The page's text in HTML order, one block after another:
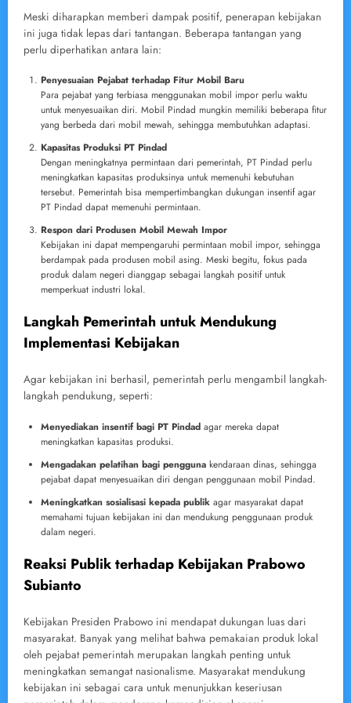
Meski diharapkan memberi dampak positif, penerapan kebijakan
ini juga tidak lepas dari tantangan. Beberapa tantangan yang
perlu diperhatikan antara lain:
Penyesuaian Pejabat terhadap Fitur Mobil Baru
Para pejabat yang terbiasa menggunakan mobil impor perlu waktu
untuk menyesuaikan diri. Mobil Pindad mungkin memiliki beberapa fitur
yang berbeda dari mobil mewah, sehingga membutuhkan adaptasi.
Kapasitas Produksi PT Pindad
Dengan meningkatnya permintaan dari pemerintah, PT Pindad perlu
meningkatkan kapasitas produksinya untuk memenuhi kebutuhan
tersebut. Pemerintah bisa mempertimbangkan dukungan insentif agar
PT Pindad dapat memenuhi permintaan.
Respon dari Produsen Mobil Mewah Impor
Kebijakan ini dapat mempengaruhi permintaan mobil impor, sehingga
berdampak pada produsen mobil asing. Meski begitu, fokus pada
produk dalam negeri dianggap sebagai langkah positif untuk
memperkuat industri lokal.
Langkah Pemerintah untuk Mendukung
Implementasi Kebijakan
Agar kebijakan ini berhasil, pemerintah perlu mengambil langkah-
langkah pendukung, seperti:
Menyediakan insentif bagi PT Pindad agar mereka dapat
meningkatkan kapasitas produksi.
Mengadakan pelatihan bagi pengguna kendaraan dinas, sehingga
pejabat dapat menyesuaikan diri dengan penggunaan mobil Pindad.
Meningkatkan sosialisasi kepada publik agar masyarakat dapat
memahami tujuan kebijakan ini dan mendukung penggunaan produk
dalam negeri.
Reaksi Publik terhadap Kebijakan Prabowo
Subianto
Kebijakan Presiden Prabowo ini mendapat dukungan luas dari
masyarakat. Banyak yang melihat bahwa pemakaian produk lokal
oleh pejabat pemerintah merupakan langkah penting untuk
meningkatkan semangat nasionalisme. Masyarakat mendukung
kebijakan ini sebagai cara untuk menunjukkan keseriusan